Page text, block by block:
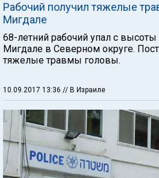
Рабочий получил тяжелые
Мигдале
68-летний рабочий упал с
Мигдале в Северном округе.
тяжелые травмы головы.
10.09.2017 13:36 // В Израиле